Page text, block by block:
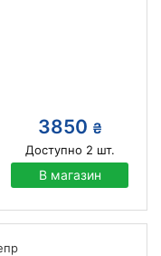
3850 ₴
Доступно 2 шт.
В магазин